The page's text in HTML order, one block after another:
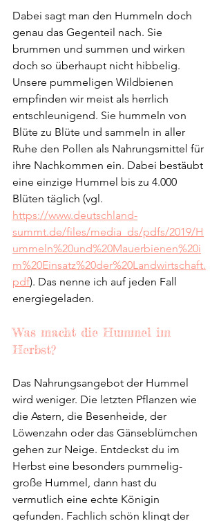
Dabei sagt man den Hummeln doch
genau das Gegenteil nach. Sie
brummen und summen und wirken
doch so überhaupt nicht hibbelig.
Unsere pummeligen Wildbienen
empfinden wir meist als herrlich
entschleunigend. Sie hummeln von
Blüte zu Blüte und sammeln in aller
Ruhe den Pollen als Nahrungsmittel für
ihre Nachkommen ein. Dabei bestäubt
eine einzige Hummel bis zu 4.000
Blüten täglich (vgl.
https://www.deutschland-
summt.de/files/media_ds/pdfs/2019/H
ummeln%20und%20Mauerbienen%20i
m%20Einsatz%20der%20Landwirtschaft.
pdf). Das nenne ich auf jeden Fall
energiegeladen.
Was macht die Hummel im
Herbst?
Das Nahrungsangebot der Hummel
wird weniger. Die letzten Pflanzen wie
die Astern, die Besenheide, der
Löwenzahn oder das Gänseblümchen
gehen zur Neige. Entdeckst du im
Herbst eine besonders pummelig-
große Hummel, dann hast du
vermutlich eine echte Königin
gefunden. Fachlich schön klingt der